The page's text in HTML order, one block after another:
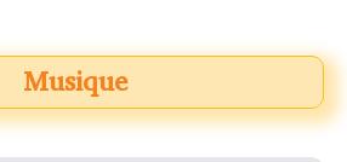
Musique